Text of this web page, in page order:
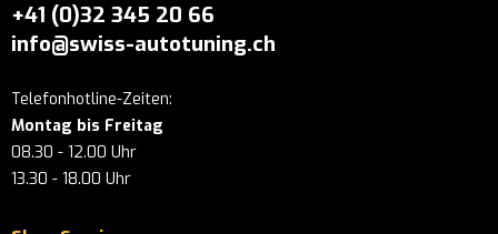
+41 (0)32 345 20 66
info@swiss-autotuning.ch
Telefonhotline-Zeiten:
Montag bis Freitag
08.30 - 12.00 Uhr
13.30 - 18.00 Uhr